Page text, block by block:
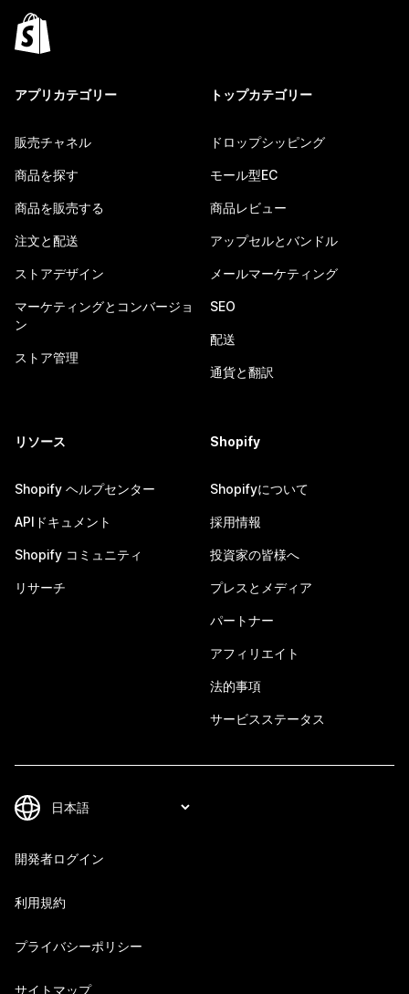
アプリカテゴリー
販売チャネル
商品を探す
商品を販売する
注文と配送
ストアデザイン
マーケティングとコンバージョ
ン
ストア管理
トップカテゴリー
ドロップシッピング
モール型EC
商品レビュー
アップセルとバンドル
メールマーケティング
SEO
配送
通貨と翻訳
リソース
Shopify ヘルプセンター
APIドキュメント
Shopify コミュニティ
リサーチ
Shopify
Shopifyについて
採用情報
投資家の皆様へ
プレスとメディア
パートナー
アフィリエイト
法的事項
サービスステータス
開発者ログイン
利用規約
プライバシーポリシー
サイトマップ